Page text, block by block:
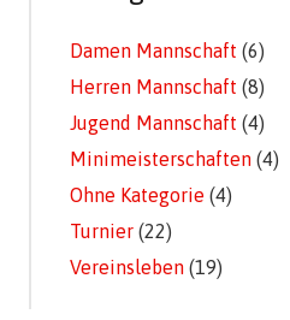
Damen Mannschaft (6)
Herren Mannschaft (8)
Jugend Mannschaft (4)
Minimeisterschaften (4)
Ohne Kategorie (4)
Turnier (22)
Vereinsleben (19)